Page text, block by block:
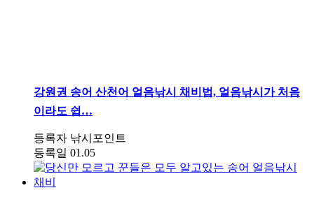
강원권 송어 산천어 얼음낚시 채비법, 얼음낚시가 처음
이라도 쉽…
등록자 낚시포인트
등록일 01.05